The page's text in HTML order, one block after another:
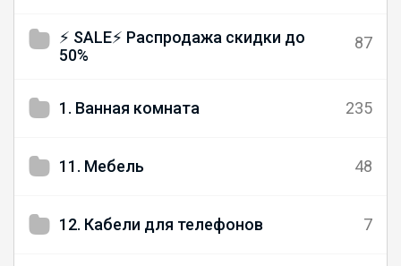
⚡️ SALE⚡️ Распродажа скидки до
50%
87
1. Ванная комната 235
11. Мебель 48
12. Кабели для телефонов 7
Эмилия!
стиль, комфорт и свобода движения
Леныра